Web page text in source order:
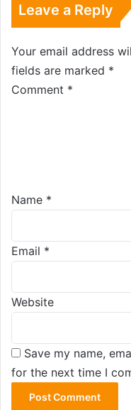
Leave a Reply
Your email address
fields are marked *
Comment *
Name *
Email *
Website
Save my name,
for the next time I